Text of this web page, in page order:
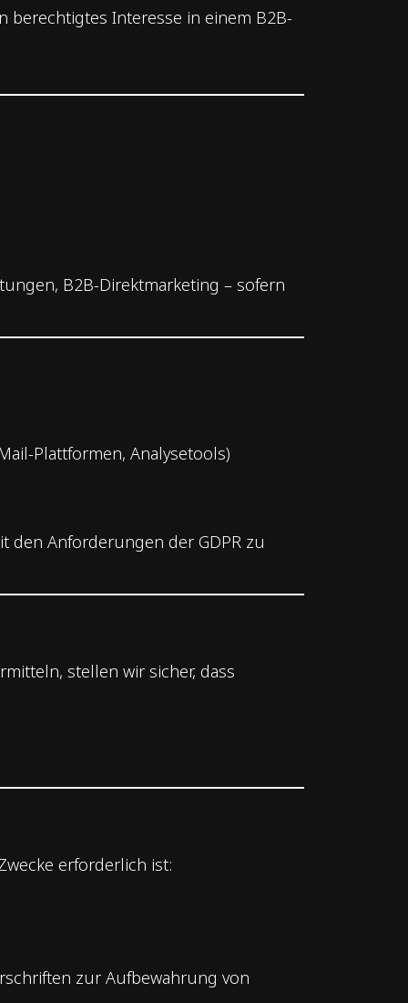
Interesse in einem B2B-
B2B-Direktmarketing – sofern
Plattformen, Analysetools)
den Anforderungen der GDPR zu
stellen wir sicher, dass
erforderlich ist:
zur Aufbewahrung von